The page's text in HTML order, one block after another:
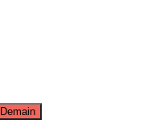
Demain